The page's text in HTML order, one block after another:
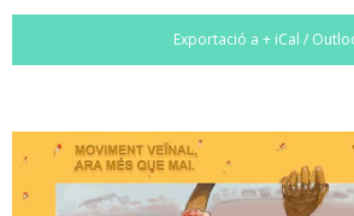
Exportació a + iCal /